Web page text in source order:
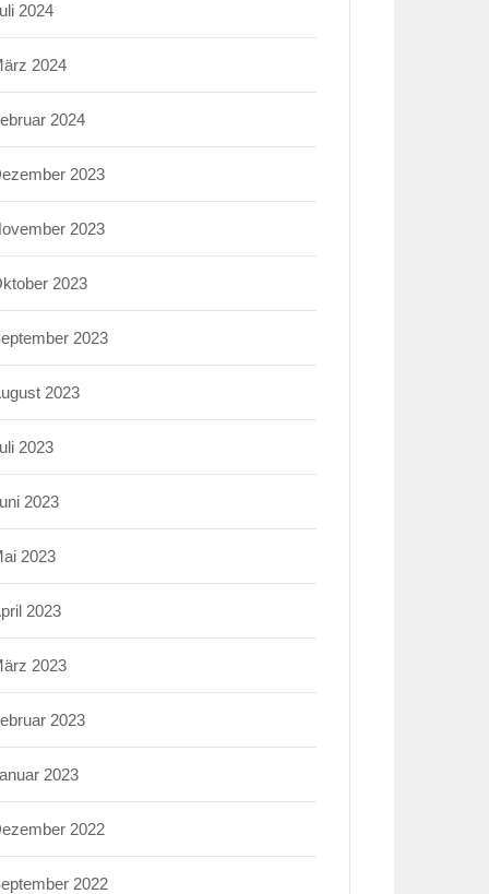
2024
2024
2024
2023
2023
2023
2023
2023
2023
2023
2023
2023
2023
2023
2023
2022
2022